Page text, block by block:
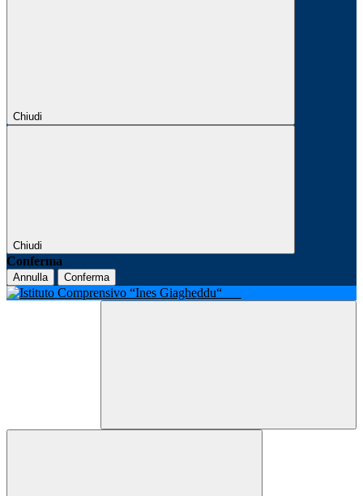
Chiudi
Chiudi
Conferma
Annulla Conferma